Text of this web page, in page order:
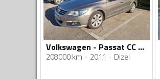
Volkswagen - Passat CC - 2.0 TDI
208000 km 2011 Dizel